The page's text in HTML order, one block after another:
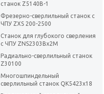
станок Z5140B-1
Фрезерно-сверлильный станок с
ЧПУ ZXS 200-2500
Станок для глубокого сверления
с ЧПУ ZNS2303Bx2M
Радиально-сверлильный станок
Z30100
Многошпиндельный
сверлильный станок QK5423х18